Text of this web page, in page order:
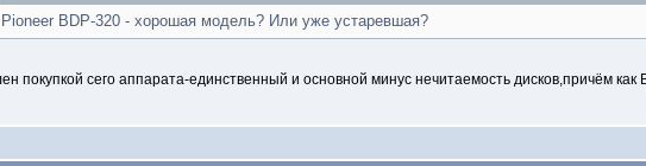
BDP-320 - хорошая модель? Или уже устаревшая?
покупкой сего аппарата-единственный и основной минус нечитаемость дисков,причём